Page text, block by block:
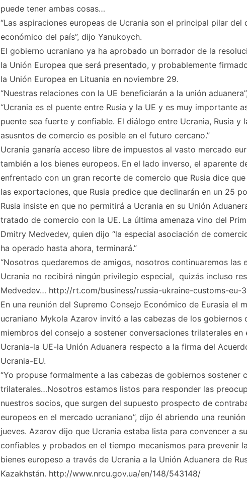
puede tener ambas cosas…
“Las aspiraciones europeas de Ucrania son el principal pilar del
económico del país”, dijo Yanukoych.
El gobierno ucraniano ya ha aprobado un borrador de la
la Unión Europea que será presentado, y probablemente
la Unión Europea en Lituania en noviembre 29.
“Nuestras relaciones con la UE beneficiarán a la unión
“Ucrania es el puente entre Rusia y la UE y es muy importante
puente sea fuerte y confiable. El diálogo entre Ucrania, Rusia y
asusntos de comercio es posible en el futuro cercano.”
Ucrania ganaría acceso libre de impuestos al vasto mercado
también a los bienes europeos. En el lado inverso, el aparente
enfrentado con un gran recorte de comercio que Rusia dice que
las exportaciones, que Rusia predice que declinarán en un 25
Rusia insiste en que no permitirá a Ucrania en su Unión
tratado de comercio con la UE. La última amenaza vino del
Dmitry Medvedev, quien dijo “la especial asociación de
ha operado hasta ahora, terminará.”
“Nosotros quedaremos de amigos, nosotros continuaremos las
Ucrania no recibirá ningún privilegio especial, quizás incluso
Medvedev… http://rt.com/business/russia-ukraine-customs-eu-
En una reunión del Supremo Consejo Económico de Eurasia el
ucraniano Mykola Azarov invitó a las cabezas de los gobiernos
miembros del consejo a sostener conversaciones trilaterales
Ucrania-la UE-la Unión Aduanera respecto a la firma del
Ucrania-EU.
“Yo propuse formalmente a las cabezas de gobiernos sostener
trilaterales…Nosotros estamos listos para responder las
nuestros socios, que surgen del supuesto prospecto de
europeos en el mercado ucraniano”, dijo él abriendo una
jueves. Azarov dijo que Ucrania estaba lista para convencer a
confiables y probados en el tiempo mecanismos para prevenir
bienes europeso a través de Ucrania a la Unión Aduanera de
Kazakhstán. http://www.nrcu.gov.ua/en/148/543148/